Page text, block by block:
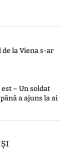
la Viena s-ar
– Un soldat
a ajuns la ai